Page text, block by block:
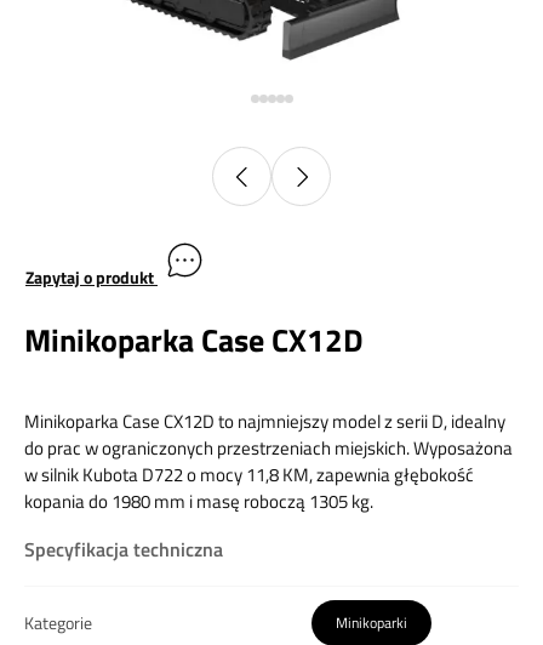
Zapytaj o produkt
Minikoparka Case CX12D
Minikoparka Case CX12D to najmniejszy model z serii D, idealny
do prac w ograniczonych przestrzeniach miejskich.Wyposażona
w silnik Kubota D722 o mocy 11,8 KM, zapewnia głębokość
kopania do 1980 mm i masę roboczą 1305 kg.
Specyfikacja techniczna
Kategorie Minikoparki